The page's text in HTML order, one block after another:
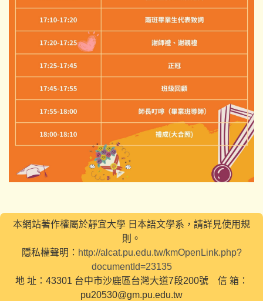
本網站著作權屬於靜宜大學 日本語文學系，請詳見使用規
則。
隱私權聲明： http://alcat.pu.edu.tw/kmOpenLink.php?
documentId=23135
地 址：43301 台中市沙鹿區台灣大道7段200號 信 箱：
pu20530@gm.pu.edu.tw